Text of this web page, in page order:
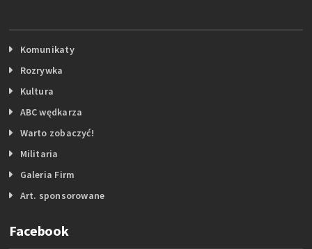
Komunikaty
Rozrywka
Kultura
ABC wędkarza
Warto zobaczyć!
Militaria
Galeria Firm
Art. sponsorowane
Facebook